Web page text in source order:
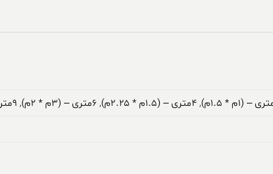
,۴متری – (۱.۵م * ۲.۲۵م) , ۶متری – (۳م * ۲م) , ۹متری – (۳.۵م * ۲.۵م)